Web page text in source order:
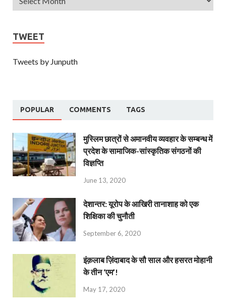
TWEET
Tweets by Junputh
POPULAR COMMENTS TAGS
मुस्लिम छात्रों से अमानवीय व्यवहार के सम्बन्ध में
प्रदेश के सामाजिक-सांस्कृतिक संगठनों की
विज्ञप्ति
June 13, 2020
देशान्‍तर: यूरोप के आखिरी तानाशाह को एक
शिक्षिका की चुनौती
September 6, 2020
इंक़लाब ज़िंदाबाद के सौ साल और हसरत मोहानी
के तीन ‘एम’!
May 17, 2020